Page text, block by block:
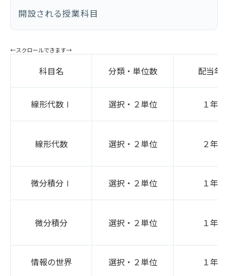
開設される授業科目
科目名 分類・単位数 配当年
線形代数Ⅰ 選択・２単位 １年次
線形代数 選択・２単位 ２年次
微分積分Ⅰ 選択・２単位 １年次
微分積分 選択・２単位 １年次
情報の世界 選択・２単位 １年次